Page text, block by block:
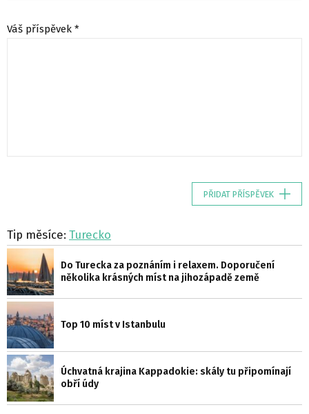
Váš příspěvek *
PŘIDAT PŘÍSPĚVEK
Tip měsíce: Turecko
Do Turecka za poznáním i relaxem. Doporučení
několika krásných míst na jihozápadě země
Top 10 míst v Istanbulu
Úchvatná krajina Kappadokie: skály tu připomínají
obří údy